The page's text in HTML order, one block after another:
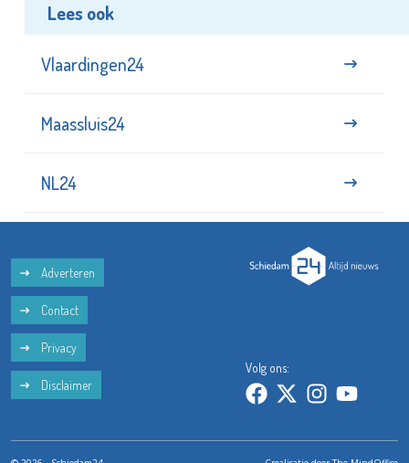
Lees ook
Vlaardingen24
Maassluis24
NL24
Adverteren
Contact
Privacy
Disclaimer
Volg ons: